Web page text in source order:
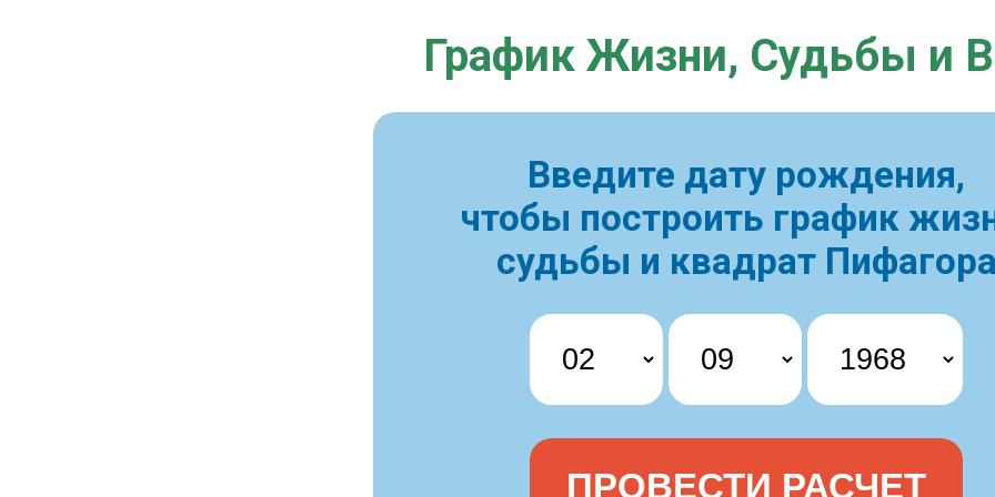
График Жизни, Судьбы и
Введите дату рождения,
чтобы построить график
судьбы и квадрат Пифагора
ПРОВЕСТИ РАСЧЕТ